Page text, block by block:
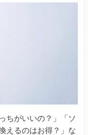
ちがいいの？」「ソ
えるのはお得？」な